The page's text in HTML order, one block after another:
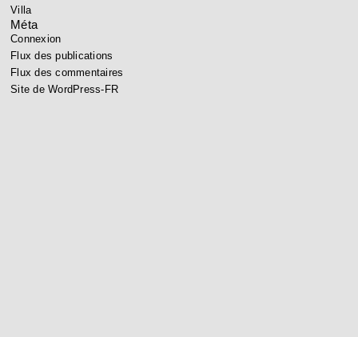
Villa
Méta
Connexion
Flux des publications
Flux des commentaires
Site de WordPress-FR